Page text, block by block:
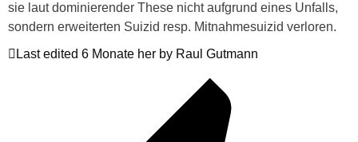
sie laut dominierender These nicht aufgrund eines Unfalls,
sondern erweiterten Suizid resp. Mitnahmesuizid verloren.
Last edited 6 Monate her by Raul Gutmann